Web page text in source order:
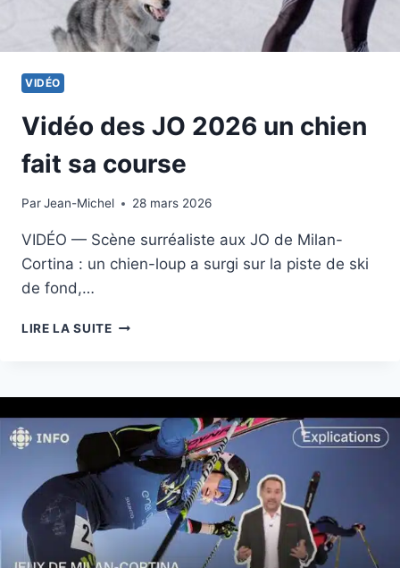
VIDÉO
Vidéo des JO 2026 un chien
fait sa course
ParJean-Michel
18 février 2026 28 mars 2026
VIDÉO — Scène surréaliste aux JO de Milan-
Cortina : un chien-loup a surgi sur la piste de ski
de fond,…
LIRE LA SUITEVIDÉO
UN
CHIEN
FAIT
SA
COURSE